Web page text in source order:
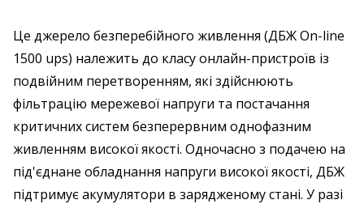
Це джерело безперебійного живлення (ДБЖ On-line
1500 ups) належить до класу онлайн-пристроїв із
подвійним перетворенням, які здійснюють
фільтрацію мережевої напруги та постачання
критичних систем безперервним однофазним
живленням високої якості. Одночасно з подачею на
під'єднане обладнання напруги високої якості, ДБЖ
підтримує акумулятори в зарядженому стані. У разі